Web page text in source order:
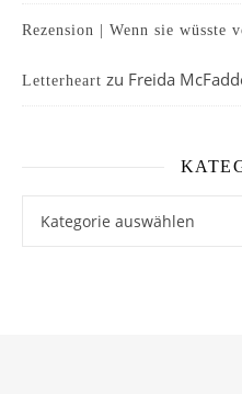
Rezension | Wenn sie wüsste
Letterheart zu Freida